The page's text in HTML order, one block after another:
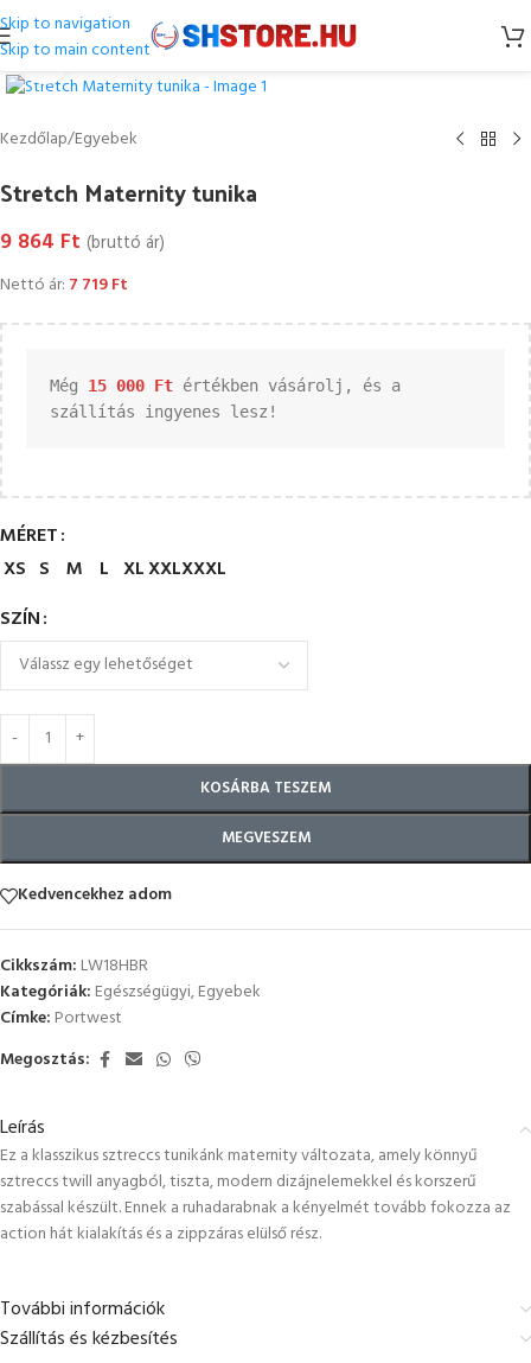
Skip to navigation
Skip to main content
Kattintson a nagyításhoz
Kezdőlap/Egyebek
Stretch Maternity tunika
9 864 Ft (bruttó ár)
Nettó ár: 7 719Ft
Még 15 000 Ft értékben vásárolj, és a
szállítás ingyenes lesz!
MÉRET
XS S M L XLXXLXXXL
SZÍN
KOSÁRBA TESZEM
MEGVESZEM
Kedvencekhez adom
Cikkszám: LW18HBR
Kategóriák: Egészségügyi,Egyebek
Címke: Portwest
Megosztás:
Leírás
Ez a klasszikus sztreccs tunikánk maternity változata, amely könnyű
sztreccs twill anyagból, tiszta, modern dizájnelemekkel és korszerű
szabással készült. Ennek a ruhadarabnak a kényelmét tovább fokozza az
action hát kialakítás és a zippzáras elülső rész.
További információk
Szállítás és kézbesítés